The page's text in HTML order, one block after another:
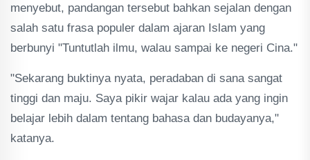
menyebut, pandangan tersebut bahkan sejalan dengan
salah satu frasa populer dalam ajaran Islam yang
berbunyi "Tuntutlah ilmu, walau sampai ke negeri Cina."
"Sekarang buktinya nyata, peradaban di sana sangat
tinggi dan maju. Saya pikir wajar kalau ada yang ingin
belajar lebih dalam tentang bahasa dan budayanya,"
katanya.